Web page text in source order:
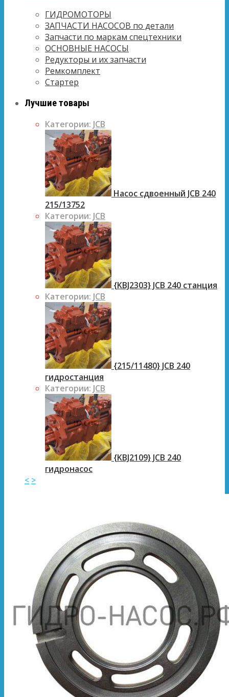
ГИДРОМОТОРЫ
ЗАПЧАСТИ НАСОСОВ по детали
Запчасти по маркам спецтехники
ОСНОВНЫЕ НАСОСЫ
Редукторы и их запчасти
Ремкомплект
Стартер
Лучшие товары
Категории: JCB
Насос сдвоенный JCB 240
215/13752
Категории: JCB
{KBJ2303} JCB 240 станция
Категории: JCB
{215/11480} JCB 240
гидростанция
Категории: JCB
{KBJ2109} JCB 240
гидронасос
< >